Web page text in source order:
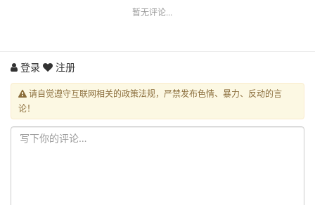
暂无评论...
登录 注册
请自觉遵守互联网相关的政策法规，严禁发布色情、暴力、反动的言
论！